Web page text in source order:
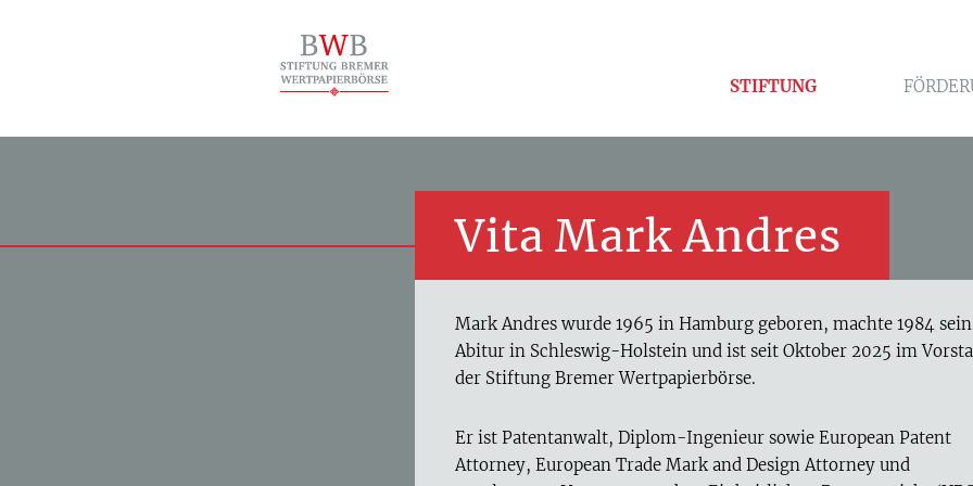
STIFTUNG
Vita Mark Andres
Mark Andres wurde 1965 in Hamburg geboren, machte 1984 sein
Abitur in Schleswig-Holstein und ist seit Oktober 2025 im
der Stiftung Bremer Wertpapierbörse.
Er ist Patentanwalt, Diplom-Ingenieur sowie European Patent
Attorney, European Trade Mark and Design Attorney und